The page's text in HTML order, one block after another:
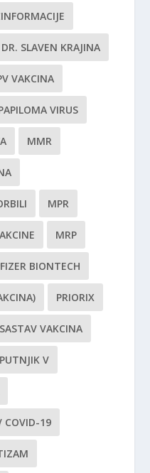
DR. SLAVEN KRAJINA
VAKCINA
VIRUS
MMR
MPR
MRP
BIONTECH
PRIORIX
SASTAV VAKCINA
V
COVID-19